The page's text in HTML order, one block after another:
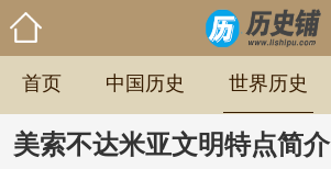
首页 中国历史 世界历史
美索不达米亚文明特点简介